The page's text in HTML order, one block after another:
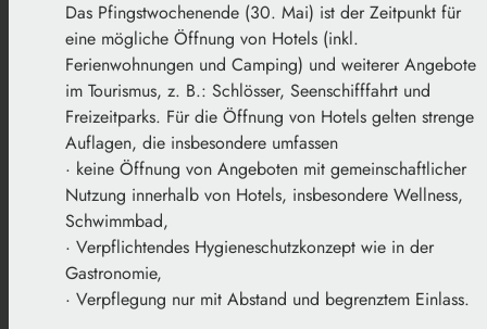
Das Pfingstwochenende (30. Mai) ist der Zeitpunkt für
eine mögliche Öffnung von Hotels (inkl.
Ferienwohnungen und Camping) und weiterer Angebote
im Tourismus, z. B.: Schlösser, Seenschifffahrt und
Freizeitparks. Für die Öffnung von Hotels gelten strenge
Auflagen, die insbesondere umfassen
· keine Öffnung von Angeboten mit gemeinschaftlicher
Nutzung innerhalb von Hotels, insbesondere Wellness,
Schwimmbad,
· Verpflichtendes Hygieneschutzkonzept wie in der
Gastronomie,
· Verpflegung nur mit Abstand und begrenztem Einlass.